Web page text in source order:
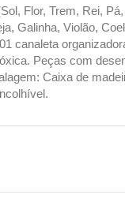
Flor, Trem, Rei,
Galinha, Violão,
canaleta
Peças com
Caixa de